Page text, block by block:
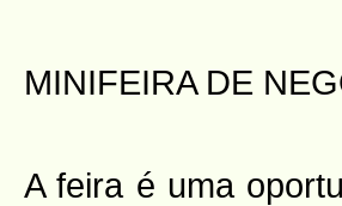
MINIFEIRA DE
A feira é uma